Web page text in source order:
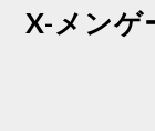
X-メンゲ